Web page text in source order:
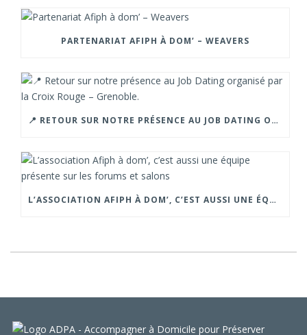
PARTENARIAT AFIPH À DOM’ – WEAVERS
📍 RETOUR SUR NOTRE PRÉSENCE AU JOB DATING ORGANISÉ PAR LA CROIX ROUGE – GRENOBLE.
L’ASSOCIATION AFIPH À DOM’, C’EST AUSSI UNE ÉQUIPE PRÉSENTE SUR LES FORUMS ET SALONS